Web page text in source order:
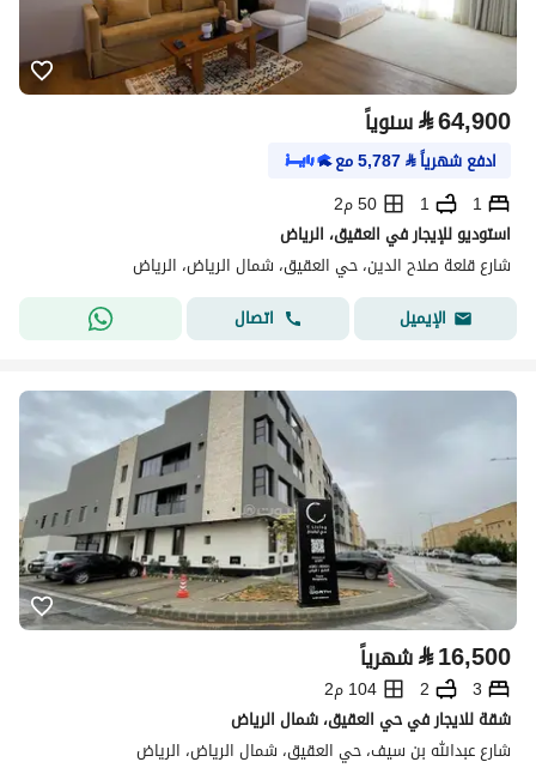
⃁64,900 سنوياً
ادفع شهرياً⃁
5,787مع
1
1
50 م2
استوديو للإيجار في العقيق، الرياض
شارع قلعة صلاح الدين، حي العقيق، شمال الرياض، الرياض
الإيميل
اتصال
⃁16,500 شهرياً
3
2
104 م2
شقة للايجار في حي العقيق، شمال الرياض
شارع عبدالله بن سيف، حي العقيق، شمال الرياض، الرياض